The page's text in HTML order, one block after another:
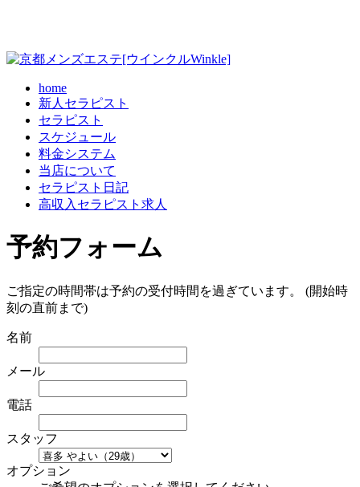
home
新人セラピスト
セラピスト
スケジュール
料金システム
当店について
セラピスト日記
高収入セラピスト求人
予約フォーム
ご指定の時間帯は予約の受付時間を過ぎています。 (開始時
刻の直前まで)
名前
メール
電話
スタッフ
オプション